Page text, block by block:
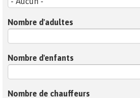
Nombre d'adultes
Nombre d'enfants
Nombre de chauffeurs